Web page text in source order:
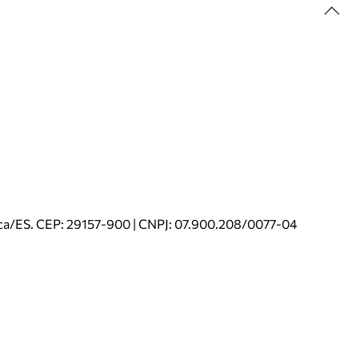
ES. CEP: 29157-900 | CNPJ: 07.900.208/0077-04